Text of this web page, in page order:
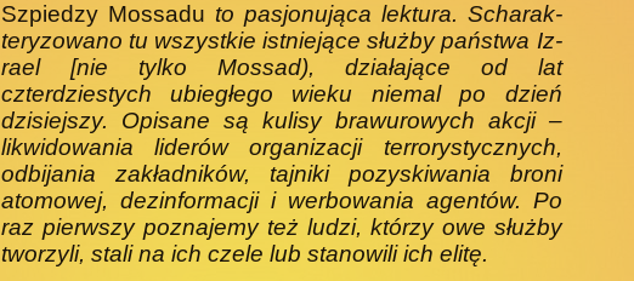
Szpiedzy Mossadu to pasjonująca lektura. Scharak­
teryzowano tu wszystkie istniejące służby państwa Iz­
rael [nie tylko Mossad), działające od lat
czterdziestych ubiegłego wieku niemal po dzień
dzisiejszy. Opisane są kulisy brawurowych akcji –
likwidowania liderów orga­nizacji terrorystycznych,
odbijania zakładników, tajniki pozyskiwania broni
atomowej, dezinformacji i werbowa­nia agentów. Po
raz pierwszy poznajemy też ludzi, któ­rzy owe służby
tworzyli, stali na ich czele lub stanowili ich elitę.